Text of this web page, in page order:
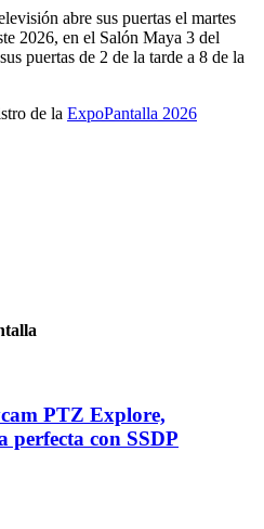
abre sus puertas el martes
2026, en el Salón Maya 3 del
puertas de 2 de la tarde a 8 de la
de la ExpoPantalla 2026
PTZ Explore,
perfecta con SSDP